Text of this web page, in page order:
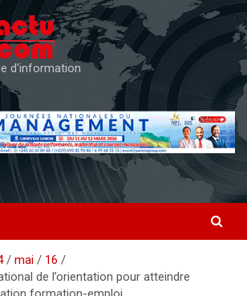
d'information
mai
16
de l’orientation pour atteindre